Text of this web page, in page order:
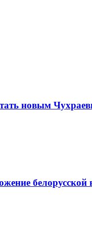
новым
белорусской